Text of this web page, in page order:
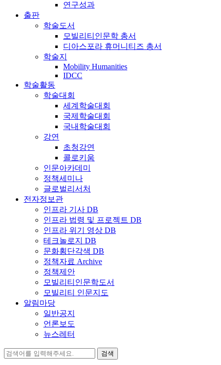
연구성과
출판
학술도서
모빌리티인문학 총서
디아스포라 휴머니티즈 총서
학술지
Mobility Humanities
IDCC
학술활동
학술대회
세계학술대회
국제학술대회
국내학술대회
강연
초청강연
콜로키움
인문아카데미
정책세미나
글로벌리서처
전자정보관
인프라 기사 DB
인프라 법령 및 프로젝트 DB
인프라 위기 영상 DB
테크놀로지 DB
문화횡단각색 DB
정책자료 Archive
정책제안
모빌리티인문학도서
모빌리티 인문지도
알림마당
일반공지
언론보도
뉴스레터
검